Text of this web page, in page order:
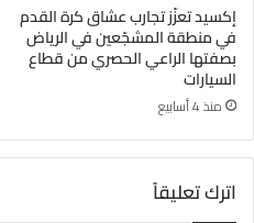
إكسيد تعزّز تجارب عشاق كرة القدم
في منطقة المشجّعين في الرياض
بصفتها الراعي الحصري من قطاع
السيارات
منذ 4 أسابيع
اترك تعليقاً